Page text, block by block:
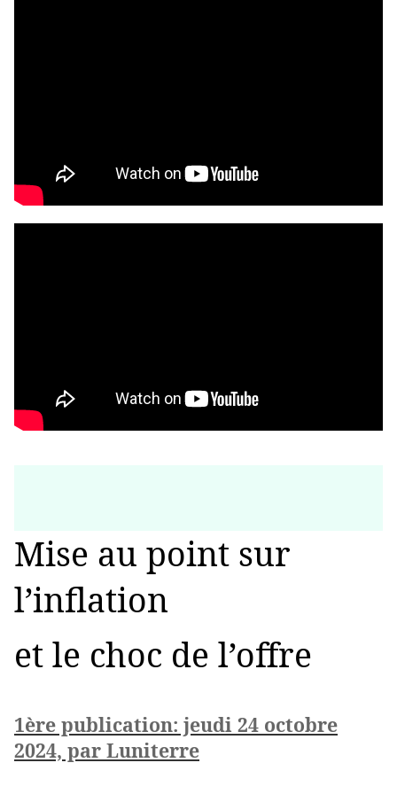
Mise au point sur
l’inflation
et le choc de l’offre
1ère publication: jeudi 24 octobre
2024, par Luniterre